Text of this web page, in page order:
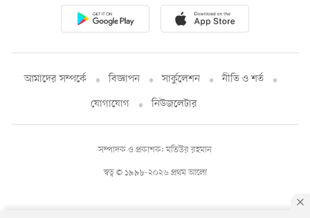
আমাদের সম্পর্কে বিজ্ঞাপন সার্কুলেশন
নীতি ও শর্ত
যোগাযোগ
নিউজলেটার
স্বত্ব © ১৯৯৮-২০২৬ প্রথম আলো
সম্পাদক ও প্রকাশক: মতিউর রহমান